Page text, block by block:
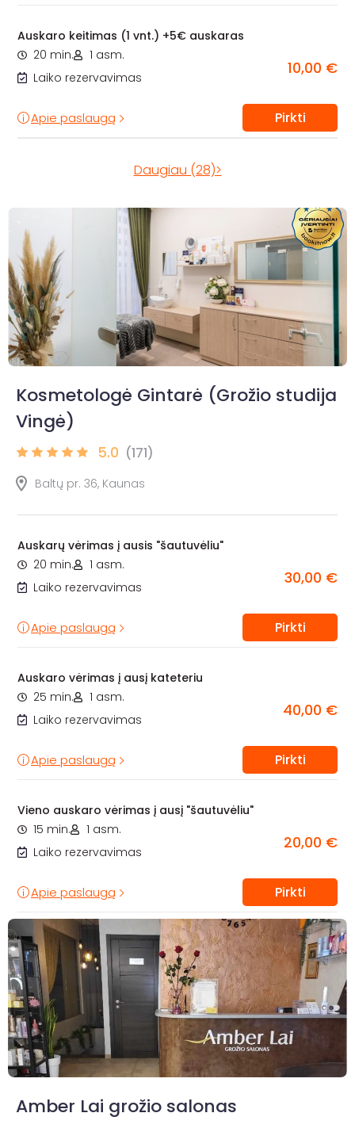
Auskaro keitimas (1 vnt.) +5€ auskaras
20 min.
1 asm.
Laiko rezervavimas
10,00 €
Apie paslaugą Pirkti
Daugiau (28)>
Kosmetologė Gintarė (Grožio studija
Vingė)
5.0 (171)
Baltų pr. 36, Kaunas
Auskarų vėrimas į ausis "šautuvėliu"
20 min.
1 asm.
Laiko rezervavimas
30,00 €
Apie paslaugą Pirkti
Auskaro vėrimas į ausį kateteriu
25 min.
1 asm.
Laiko rezervavimas
40,00 €
Apie paslaugą Pirkti
Vieno auskaro vėrimas į ausį "šautuvėliu"
15 min.
1 asm.
Laiko rezervavimas
20,00 €
Apie paslaugą Pirkti
Amber Lai grožio salonas